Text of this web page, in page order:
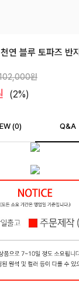
연 블루 토파즈 반지
원
(2%)
(0) Q&A